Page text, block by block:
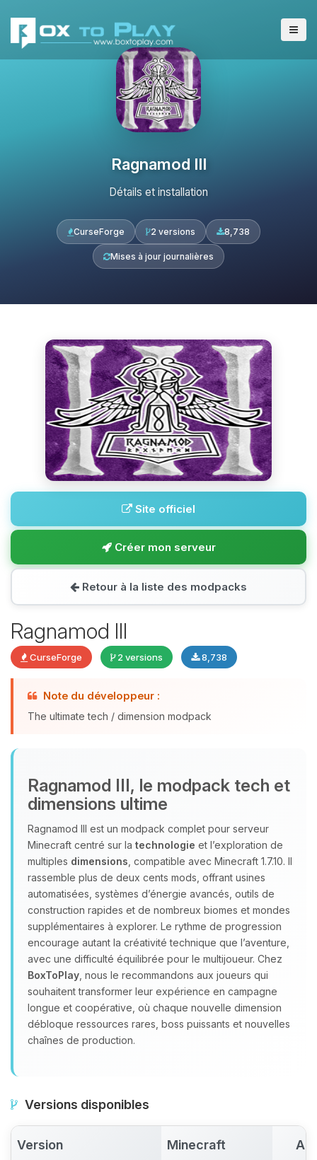
Ragnamod III
Détails et installation
CurseForge 2 versions 8,738
Mises à jour journalières
Site officiel
Créer mon serveur
Retour à la liste des modpacks
Ragnamod III
CurseForge 2 versions 8,738
Note du développeur :
The ultimate tech / dimension modpack
Ragnamod III, le modpack tech et
dimensions ultime
Ragnamod III est un modpack complet pour serveur
Minecraft centré sur la technologie et l’exploration de
multiples dimensions , compatible avec Minecraft 1.7.10. Il
rassemble plus de deux cents mods, offrant usines
automatisées, systèmes d’énergie avancés, outils de
construction rapides et de nombreux biomes et mondes
supplémentaires à explorer. Le rythme de progression
encourage autant la créativité technique que l’aventure,
avec une difficulté équilibrée pour le multijoueur. Chez
BoxToPlay , nous le recommandons aux joueurs qui
souhaitent transformer leur expérience en campagne
longue et coopérative, où chaque nouvelle dimension
débloque ressources rares, boss puissants et nouvelles
chaînes de production.
Versions disponibles
Version Minecraft
Youpi, enfin quelqu’un pour me
parler ! Moi c’est Choupy, ton petit
assistant BoxToPlay. Dis-moi ce dont
06/08/2026 à 03:36